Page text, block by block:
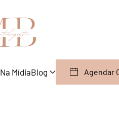
Na MídiaBlog Agendar